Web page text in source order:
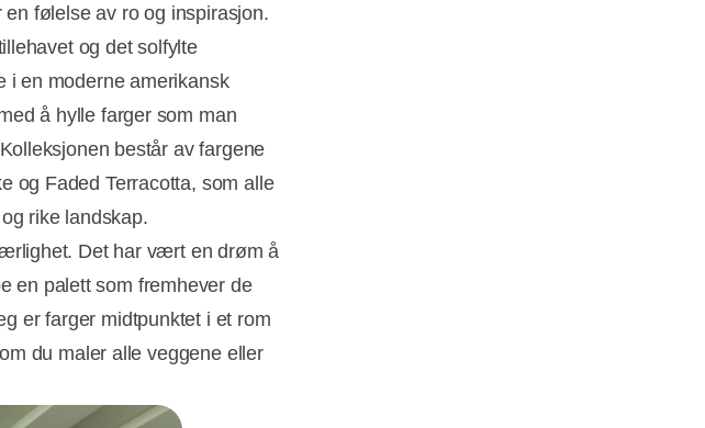
følelse av ro og inspirasjon.
og det solfylte
i en moderne amerikansk
å hylle farger som man
består av fargene
og Faded Terracotta, som alle
rike landskap.
Det har vært en drøm å
en palett som fremhever de
er farger midtpunktet i et rom
du maler alle veggene eller